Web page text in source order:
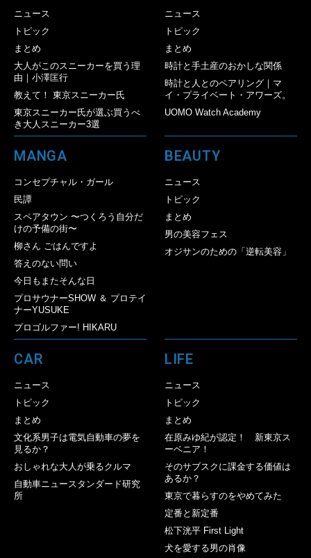
ニュース
トピック
まとめ
大人がこのスニーカーを買う理
由｜小澤匡行
教えて！ 東京スニーカー氏
東京スニーカー氏が選ぶ買うべ
き大人スニーカー3選
ニュース
トピック
まとめ
時計と手土産のおかしな関係
時計と人とのペアリング｜マ
イ・プライベート・アワーズ。
UOMO Watch Academy
MANGA
コンセプチャル・ガール
民譚
スペアタウン 〜つくろう自分だ
けの予備の街〜
柳さん ごはんですよ
答えのない問い
今日もまたそんな日
プロサウナーSHOW ＆ プロテイ
ナーYUSUKE
プロゴルファー! HIKARU
BEAUTY
ニュース
トピック
まとめ
男の美容フェス
オジサンのための「逆転美容」
CAR
ニュース
トピック
まとめ
文化系男子は電気自動車の夢を
見るか？
おしゃれな大人が乗るクルマ
自動車ニュースタンダード研究
所
LIFE
ニュース
トピック
まとめ
在原みゆ紀が認定！ 新東京ス
ーベニア！
そのサブスクに課金する価値は
あるか？
東京で暮らすのをやめてみた
定番と新定番
松下洸平 First Light
犬を愛する男の肖像